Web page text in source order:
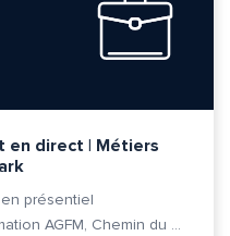
en direct | Métiers
en présentiel
Centre de Formation AGFM, Chemin du Champ-des-Filles 6A 1er étage, 1228 Plan-les-Ouates